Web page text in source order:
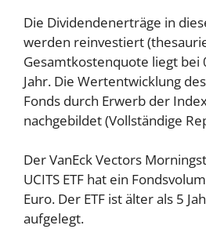
Die Dividendenerträge in
werden reinvestiert
Gesamtkostenquote liegt bei
Jahr. Die Wertentwicklung
Fonds durch Erwerb der
nachgebildet (Vollständige
Der VanEck Vectors
UCITS ETF hat ein
Euro. Der ETF ist älter als 5
aufgelegt.